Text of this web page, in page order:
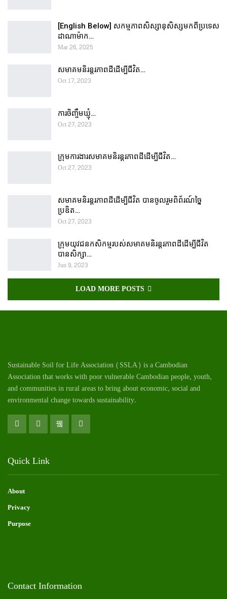
[English Below] សកម្មភាពសិស្សានុសិស្សមកពីប្រទេស
ដាណាម៉ាក…
Mar 26, 2025
សមាគមនិរន្តរភាពដីដើម្បីជីវិត…
Oct 17, 2023
ការចិញ្ចឹមឃ្មុំ…
Oct 27, 2023
ក្រុមការងារសមាគមនិរន្តរភាពដីដើម្បីជីវិត…
Oct 27, 2023
សមាគមនិរន្តរភាពដីដើម្បីជីវិត បានចូលរួមពិព័រណ៍ច្នៃ
ប្រឌិត…
Oct 27, 2023
ក្រុមយុវជនកសិកម្មរបស់សមាគមនិរន្តរភាពដីដើម្បីជីវិត
បានសិក្សា…
Jun 9, 2023
LOAD MORE POSTS
Sustainable Soil for Life Association (SSLA) is a Cambodian
Association that works with poor vulnerable Cambodianpeople, youth,
and communities in rural areas to bring about economic, social and
environmental change towards sustainability.
Quick Link
About
Privacy
Purpose
Contact Information